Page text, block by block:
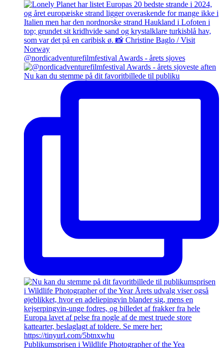
@nordicadventurefilmfestival Awards - årets sjoves
Nu kan du stemme på dit favoritbillede til publiku
Publikumsprisen i Wildlife Photographer of the Yea